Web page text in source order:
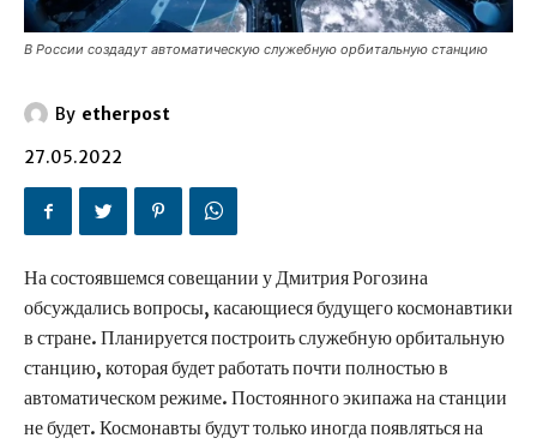
В России создадут автоматическую служебную орбитальную станцию
By etherpost
27.05.2022
На состоявшемся совещании у Дмитрия Рогозина
обсуждались вопросы, касающиеся будущего космонавтики
в стране. Планируется построить служебную орбитальную
станцию, которая будет работать почти полностью в
автоматическом режиме. Постоянного экипажа на станции
не будет. Космонавты будут только иногда появляться на